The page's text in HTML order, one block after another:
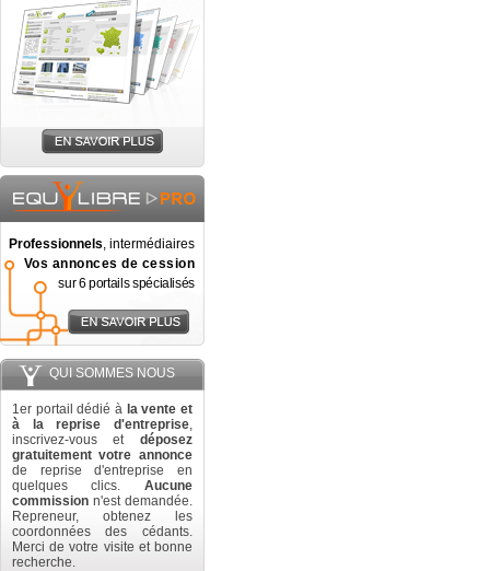
Professionnels, intermédiaires
Vos annonces de cession
sur 6 portails spécialisés
QUI SOMMES NOUS
1er portail dédié à la vente et
à la reprise d'entreprise,
inscrivez-vous et déposez
gratuitement votre annonce
de reprise d'entreprise en
quelques clics. Aucune
commission n'est demandée.
Repreneur, obtenez les
coordonnées des cédants.
Merci de votre visite et bonne
recherche.